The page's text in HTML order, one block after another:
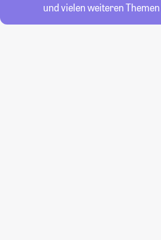
und vielen weiteren